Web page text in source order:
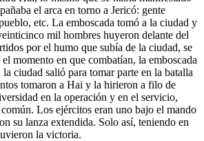
el arca en torno a Jericó: gente
etc. La emboscada tomó a la ciudad y
mil hombres huyeron delante del
por el humo que subía de la ciudad, se
momento en que combatían, la emboscada
ciudad salió para tomar parte en la batalla
tomaron a Hai y la hirieron a filo de
en la operación y en el servicio,
Los ejércitos eran uno bajo el mando
su lanza extendida. Solo así, teniendo en
la victoria.